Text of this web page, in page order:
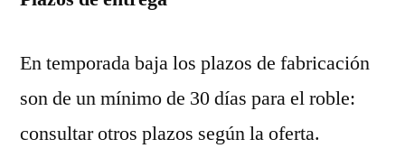
En temporada baja los plazos de fabricación
son de un mínimo de 30 días para el roble:
consultar otros plazos según la oferta.